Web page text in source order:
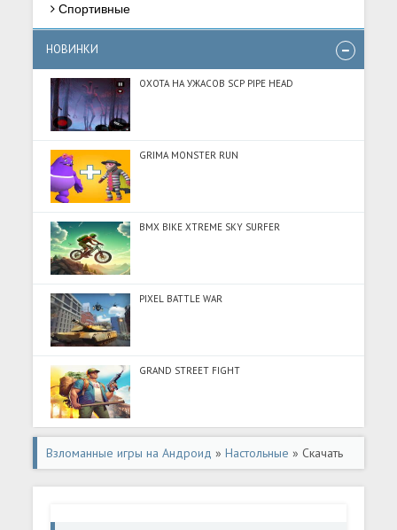
Спортивные
НОВИНКИ
ОХОТА НА УЖАСОВ SCP PIPE HEAD
GRIMA MONSTER RUN
BMX BIKE XTREME SKY SURFER
PIXEL BATTLE WAR
GRAND STREET FIGHT
Взломанные игры на Андроид »Настольные » Скачать
Куколки Чиби Игра Для Девочек (Разблокировано все)